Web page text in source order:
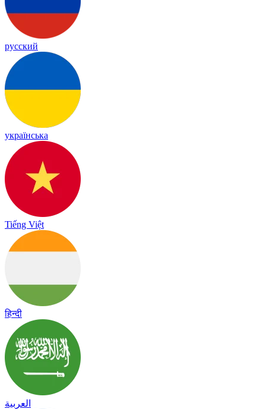
русский
українська
Tiếng Việt
हिन्दी
العربية